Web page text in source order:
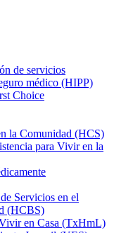
de servicios
médico (HIPP)
Choice
la Comunidad (HCS)
para Vivir en la
Servicios en el
(HCBS)
en Casa (TxHmL)